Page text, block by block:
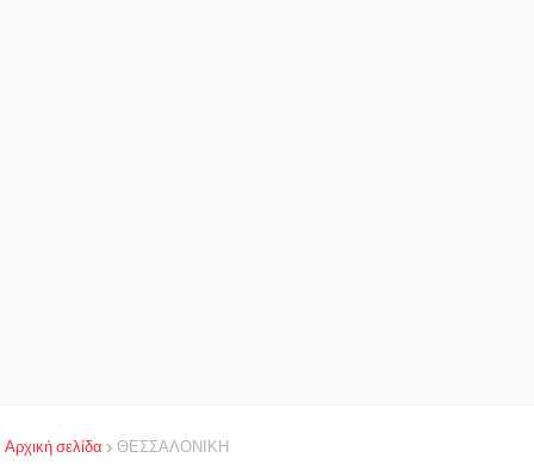
Αρχική σελίδα ΘΕΣΣΑΛΟΝΙΚΗ